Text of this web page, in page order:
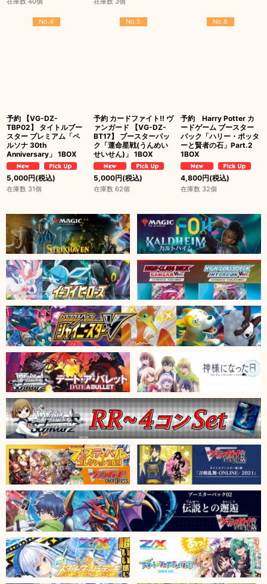
No.4
予約 【VG-DZ-
TBP02】 タイトルブー
スター プレミアム「ペ
ルソナ 30th
Anniversary」 1BOX
5,000円(税込)
在庫数 31個
No.5
予約 カードファイト!! ヴ
ァンガード 【VG-DZ-
BT17】 ブースターパッ
ク「運命星戦(うんめい
せいせん)」 1BOX
5,000円(税込)
在庫数 62個
No.6
予約 Harry Potter カ
ードゲーム ブースター
パック「ハリー・ポッタ
ーと賢者の石」Part.2
1BOX
4,800円(税込)
在庫数 32個